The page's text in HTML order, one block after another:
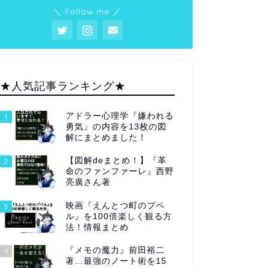
＼ Follow me ／
★人気記事ランキング★
1
アドラー心理学『嫌われる
勇気』の内容を13枚の図
解にまとめました！
2
【図解deまとめ！】『革
命のファンファーレ』西野
亮廣さん著
3
映画『えんとつ町のプペ
ル』を100倍楽しく観る方
法！情報まとめ
4
『メモの魔力』前田裕二
著…最強のノート術を15